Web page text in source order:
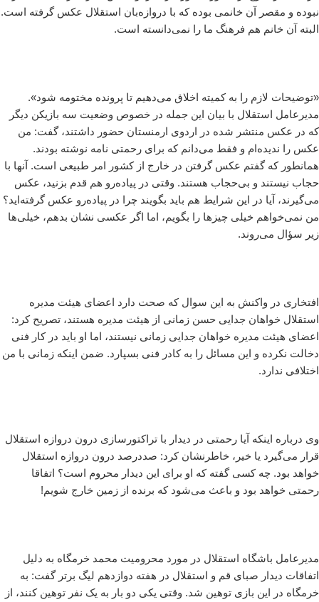
نبوده و مقصر آن خانمی بوده که با دروازه‌بان استقلال عکس گرفته است.
البته آن خانم هم فرهنگ ما را نمی‌دانسته است.
«توضیحات لازم را به کمیته اخلاق می‌دهیم تا پرونده مختومه شود».
مدیرعامل استقلال با بیان این جمله در خصوص وضعیت سه بازیکن دیگر
که در عکس منتشر شده در اردوی ارمنستان حضور داشتند، گفت: من
عکس را ندیده‌ام و فقط می‌دانم که برای رحمتی نامه نوشته بودند.
همانطور که گفتم عکس گرفتن در خارج از کشور امر طبیعی است. آنها با
حجاب نیستند و بی‌حجاب هستند. وقتی در پیاده‌رو هم قدم بزنید، عکس
می‌گیرند، آیا در این شرایط هم باید بگویند چرا در پیاده‌رو عکس گرفته‌اید؟
من نمی‌خواهم خیلی چیزها را بگویم، اما اگر عکسی نشان بدهم، خیلی‌ها
زیر سؤال می‌روند.
افتخاری در واکنش به این سوال که صحت دارد اعضای هیئت مدیره
استقلال خواهان جدایی حسن زمانی از هیئت مدیره هستند، تصریح کرد:
اعضای هیئت مدیره خواهان جدایی زمانی نیستند، اما او باید در کار فنی
دخالت نکرده و این مسائل را به کادر فنی بسپارد. ضمن اینکه زمانی با من
اختلافی ندارد.
وی درباره اینکه آیا رحمتی در دیدار با تراکتورسازی درون دروازه استقلال
قرار می‌گیرد یا خیر، خاطرنشان کرد: صددرصد درون دروازه استقلال
خواهد بود. چه کسی گفته که او برای این دیدار محروم است؟ اتفاقا
رحمتی خواهد بود و باعث می‌شود که برنده از زمین خارج شویم!
مدیرعامل باشگاه استقلال در مورد محرومیت محمد خرمگاه به دلیل
اتفاقات دیدار صبای قم و استقلال در هفته دوازدهم لیگ برتر گفت: به
خرمگاه در این بازی توهین شد. وقتی یکی دو بار به یک نفر توهین کنند، از